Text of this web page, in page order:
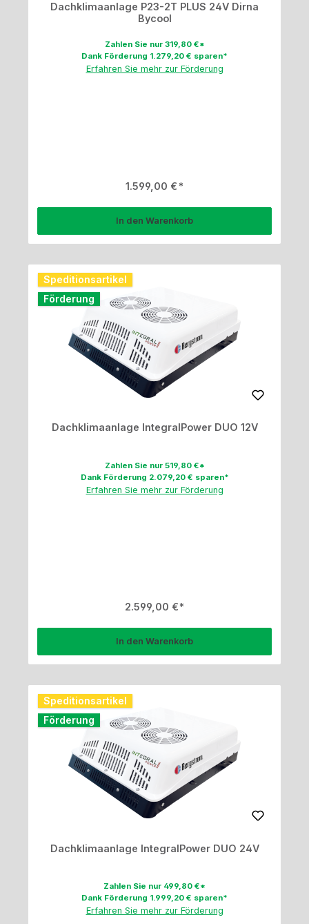
Dachklimaanlage P23-2T PLUS 24V Dirna
Bycool
Zahlen Sie nur 319,80 €*
Dank Förderung 1.279,20 € sparen*
Erfahren Sie mehr zur Förderung
Regulärer Preis:
1.599,00 €
In den Warenkorb
Speditionsartikel
Förderung
Dachklimaanlage IntegralPower DUO 12V
Zahlen Sie nur 519,80 €*
Dank Förderung 2.079,20 € sparen*
Erfahren Sie mehr zur Förderung
Regulärer Preis:
2.599,00 €
In den Warenkorb
Speditionsartikel
Förderung
Dachklimaanlage IntegralPower DUO 24V
Zahlen Sie nur 499,80 €*
Dank Förderung 1.999,20 € sparen*
Erfahren Sie mehr zur Förderung